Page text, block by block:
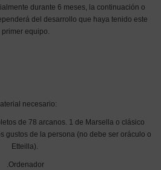
durante 6 meses, la continuación o
del desarrollo que haya tenido este
primer equipo.
necesario:
de 78 arcanos. 1 de Marsella o clásico
gustos de la persona (no debe ser oráculo o
Etteilla).
.Ordenador